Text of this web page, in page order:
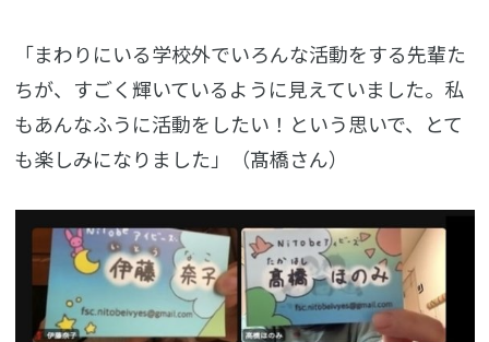
「まわりにいる学校外でいろんな活動をする先輩た
ちが、すごく輝いているように見えていました。私
もあんなふうに活動をしたい！という思いで、とて
も楽しみになりました」（髙橋さん）